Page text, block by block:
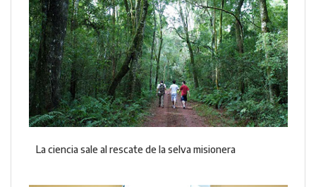
La ciencia sale al rescate de la selva misionera